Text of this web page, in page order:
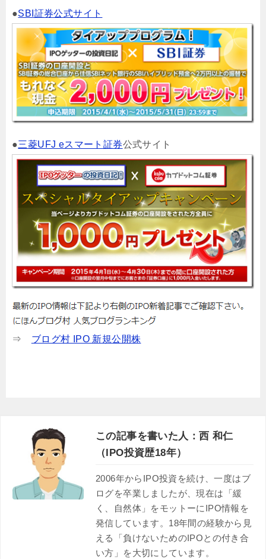
●SBI証券公式サイト
●三菱UFJ eスマート証券公式サイト
⇒ ブログ村 IPO 新規公開株
この記事を書いた人：西 和仁
（IPO投資歴18年）
2006年からIPO投資を続け、一度はブ
ログを卒業しましたが、現在は「緩
く、自然体」をモットーにIPO情報を
発信しています。18年間の経験から見
える「負けないためのIPOとの付き合
い方」を大切にしています。